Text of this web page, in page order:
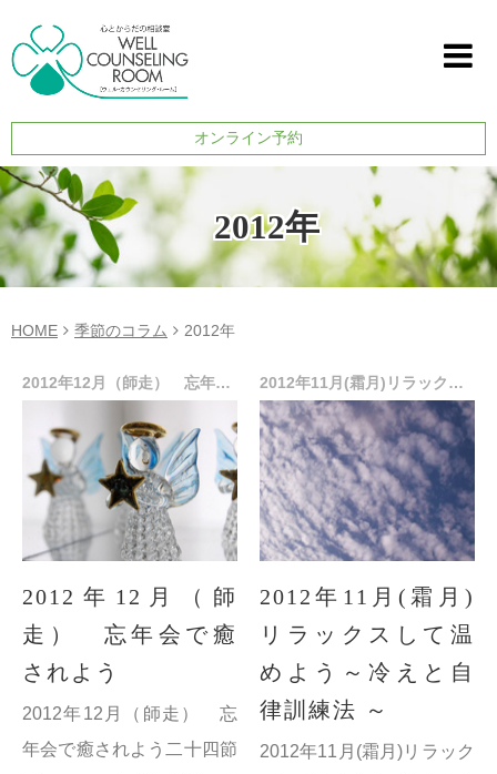
オンライン予約
2012年
HOME 季節のコラム 2012年
2012年12月（師走） 忘年会で癒されよう
2012年12月（師
走） 忘年会で癒
されよう
2012年12月（師走） 忘
年会で癒されよう二十四節
2012年11月(霜月)リラックスして温めよう～冷えと自律訓練法 ～
2012年11月(霜月)
リラックスして温
めよう～冷えと自
律訓練法 ～
2012年11月(霜月)リラック